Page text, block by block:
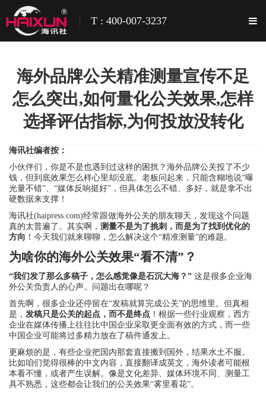
T : 400-007-3237
海外品牌公关精准测量宣传不足
怎么突出,如何量化公关效果,怎样
选择评估指标,为何投放没转化
海讯社编者按：
小伙伴们，你是不是也遇到过这样的困扰？海外品牌公关投了不少
钱，但到底效果怎么样心里却没底。老板问起来，只能含糊地说“曝
光量不错”、“媒体反响挺好”，但具体怎么不错、多好，就是拿不出
硬数据来支撑！
海讯社(haipress.com)经常跟做海外公关的朋友聊天，发现这个问题
真的太普遍了。其实啊， 测量不是为了挑刺，而是为了找到优化的
方向 ！今天我们就来聊聊，怎么解决这个“精准测量”的难题。
为啥你的海外公关效果“看不清”？
“我们发了那么多稿子，怎么感觉像是石沉大海？” 这是很多企业海
外公关负责人的心声。问题出在哪呢？
首先啊，很多企业还停留在“发稿就算完成公关”的思维里。但真相
是， 发稿只是公关的起点，而不是终点 ！根据一些行业观察，西方
企业在媒体传播上往往比中国企业采取更全面有效的方式，而一些
中国企业可能将过多精力放在了稿件通发上。
更麻烦的是，有些企业把国内那套直接搬到国外，结果水土不服。
比如咱们觉得很棒的中文内容，直接翻译成英文，海外读者可能根
本看不懂，或者产生误解。像是文化差异、媒体环境不同、测量工
具不熟悉，这些都会让我们的公关效果“雾里看花”。